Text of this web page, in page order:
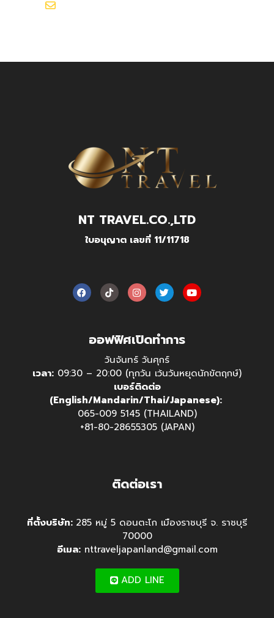
NT TRAVEL.CO.,LTD
ใบอนุญาต เลขที่ 11/11718
ออฟฟิศเปิดทำการ
วันจันทร์ วันศุกร์
เวลา: 09:30 – 20:00 (ทุกวัน เว้นวันหยุดนักขัตฤกษ์)
เบอร์ติดต่อ
(English/Mandarin/Thai/Japanese):
065-009 5145 (THAILAND)
+81-80-28655305 (JAPAN)
ติดต่อเรา
ที่ตั้งบริษัท: 285 หมู่ 5 ดอนตะโก เมืองราชบุรี จ. ราชบุรี
70000
อีเมล:nttraveljapanland@gmail.com
ADD LINE